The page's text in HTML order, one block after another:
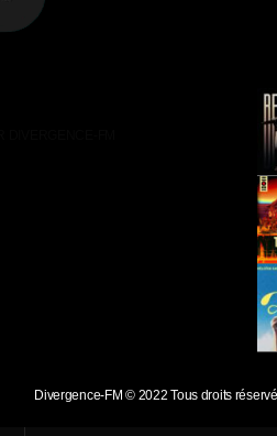
Divergence-FM © 2022 Tous droits